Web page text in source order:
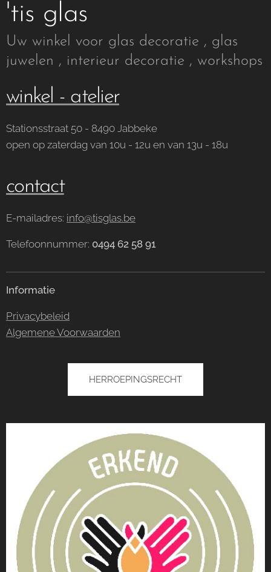
'tis glas
Uw winkel voor glas decoratie , glas
juwelen , interieur decoratie , workshops
winkel - atelier
Stationsstraat 50 - 8490 Jabbeke
open op zaterdag van 10u - 12u en van 13u - 18u
contact
E-mailadres: info@tisglas.be
Telefoonnummer: 0494 62 58 91
Informatie
Privacybeleid
Algemene Voorwaarden
HERROEPINGSRECHT